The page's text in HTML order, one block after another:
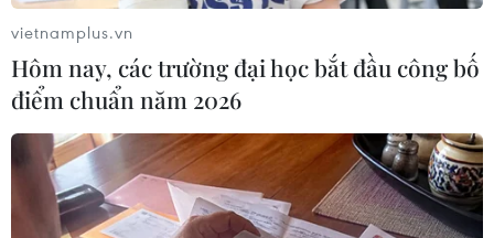
#Thủ tướng Thổ Nhĩ Kỳ
#Binali Yildirim
#Bình ổn thị trường
#Tăng trưởng kinh tế
#Đảo chính
vietnamplus.vn
Hôm nay, các trường đại học bắt đầu công bố
điểm chuẩn năm 2026